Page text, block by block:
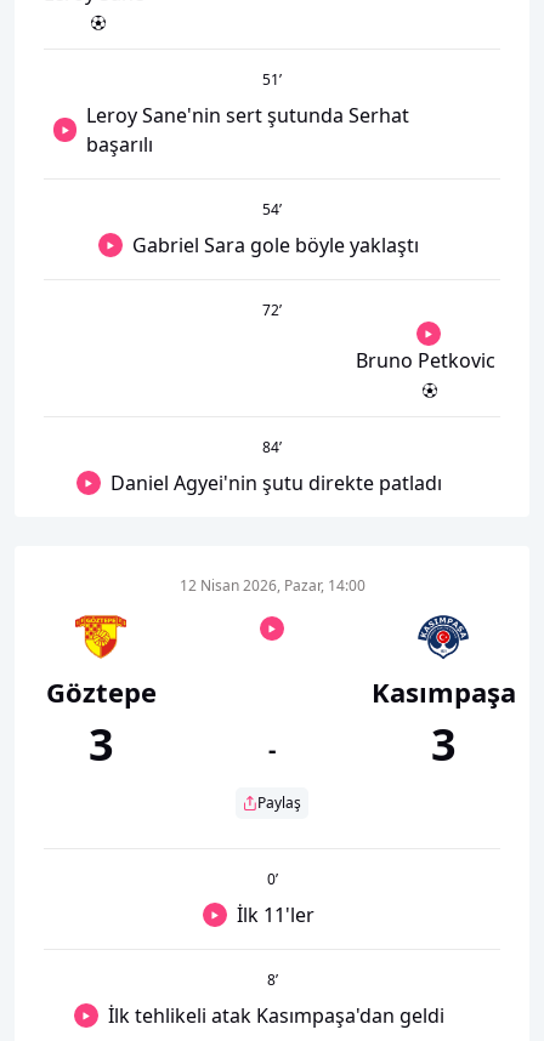
51’
Leroy Sane'nin sert şutunda Serhat
başarılı
54’
Gabriel Sara gole böyle yaklaştı
72’
Bruno Petkovic
84’
Daniel Agyei'nin şutu direkte patladı
Göztepe
3
12 Nisan 2026, Pazar, 14:00
-
Paylaş
Kasımpaşa
3
0’
İlk 11'ler
8’
İlk tehlikeli atak Kasımpaşa'dan geldi